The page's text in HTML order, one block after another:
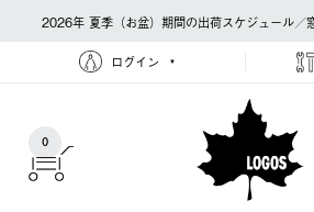
2026年 夏季（お盆）期間の出荷スケジュール／
ログイン
0